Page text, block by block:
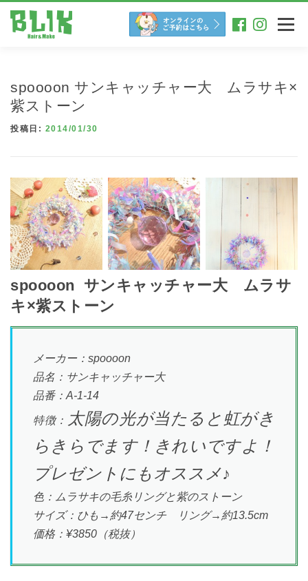
メニュー
spoooon サンキャッチャー大 ムラサキ×
紫ストーン
投稿日: 2014/01/30
spoooon サンキャッチャー大 ムラサ
キ×紫ストーン
メーカー：spoooon
品名：サンキャッチャー大
品番：A-1-14
特徴： 太陽の光が当たると虹がき
らきらでます！きれいですよ！
プレゼントにもオススメ♪
色：ムラサキの毛糸リングと紫のストーン
サイズ：ひも→約47センチ リング→約13.5cm
価格：¥3850（税抜）